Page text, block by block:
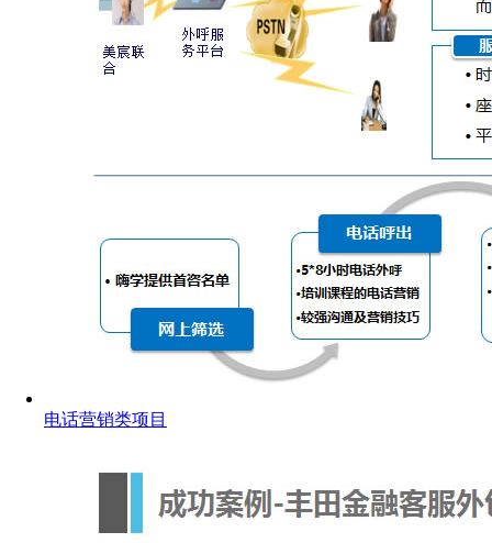
电话营销类项目